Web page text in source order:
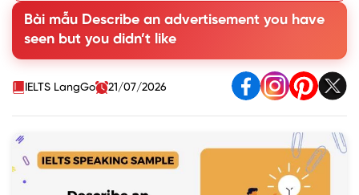
2. Bài mẫu Describe an advertisement you have seen but
you didn't like
3. Describe an advertisement Part 3 Questions & Sample
Answers
Bài mẫu Describe an advertisement you have
seen but you didn’t like
IELTS LangGo 21/07/2026